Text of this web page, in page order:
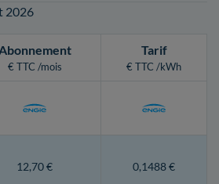
2026
€ TTC /mois
Tarif
€ TTC /kWh
12,70 € 0,1488 €